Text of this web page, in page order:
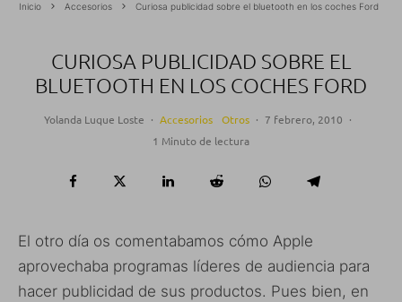
Inicio Accesorios Curiosa publicidad sobre el bluetooth en los coches Ford
CURIOSA PUBLICIDAD SOBRE EL
BLUETOOTH EN LOS COCHES FORD
Yolanda Luque Loste · Accesorios Otros · 7 febrero, 2010 ·
1 Minuto de lectura
El otro día os comentabamos cómo Apple
aprovechaba programas líderes de audiencia para
hacer publicidad de sus productos. Pues bien, en